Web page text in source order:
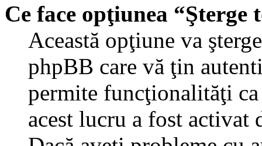
Ce face opţiunea
Această opţiune va
phpBB care vă ţin
permite funcţionalităţi
acest lucru a fost